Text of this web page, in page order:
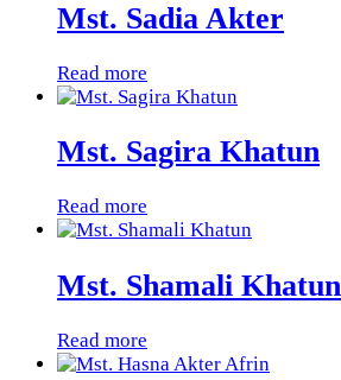
Mst. Sadia Akter
Read more
Mst. Sagira Khatun
Read more
Mst. Shamali Khatun
Read more